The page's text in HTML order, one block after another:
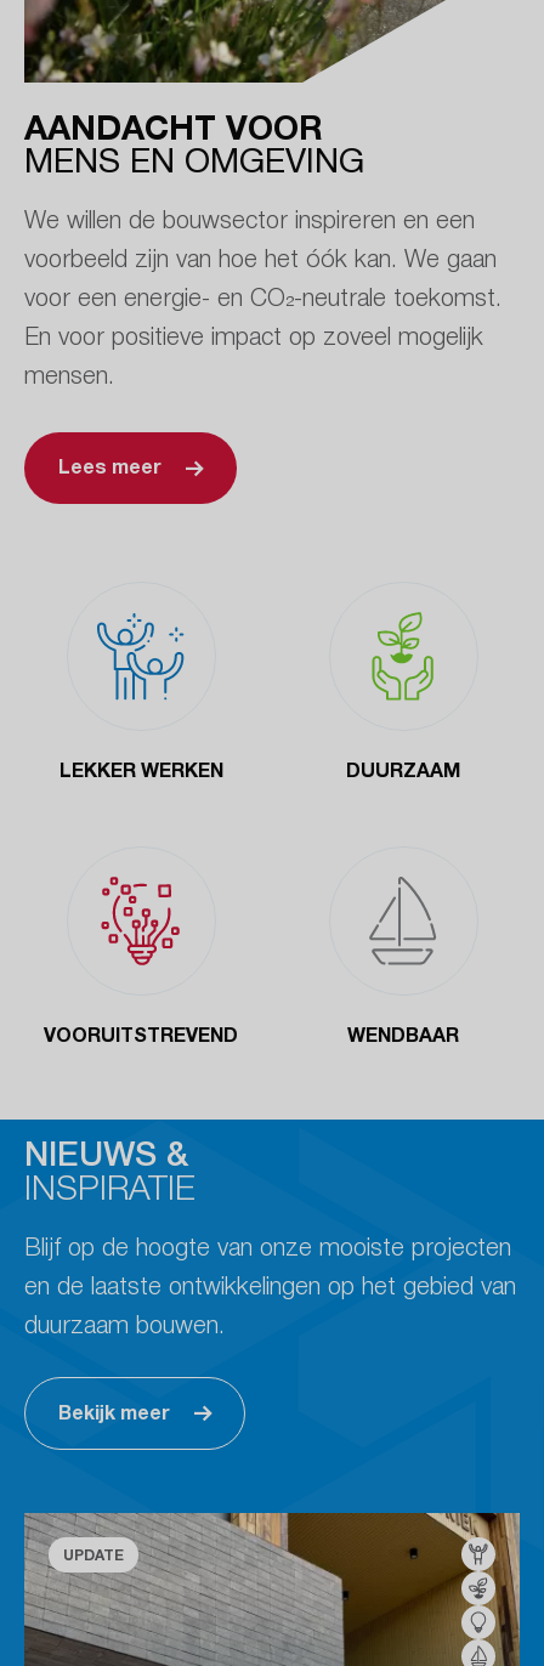
AANDACHT VOOR
MENS EN OMGEVING
We willen de bouwsector inspireren en een
voorbeeld zijn van hoe het óók kan. We gaan
voor een energie- en CO₂-neutrale toekomst.
En voor positieve impact op zoveel mogelijk
mensen.
Lees meer
LEKKER WERKEN DUURZAAM
VOORUITSTREVEND WENDBAAR
NIEUWS &
INSPIRATIE
Blijf op de hoogte van onze mooiste projecten
en de laatste ontwikkelingen op het gebied van
duurzaam bouwen.
Bekijk meer
UPDATE